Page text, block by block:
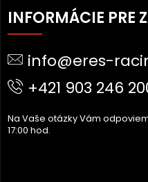
Á
P
T
INFORMÁCIE PRE
info@eres-
+421 903 246
Na Vaše otázky Vám
17:00 hod.